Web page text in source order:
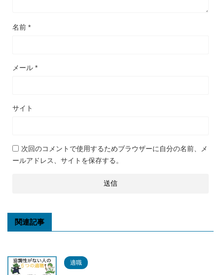
名前 *
メール *
サイト
次回のコメントで使用するためブラウザーに自分の名前、メ
ールアドレス、サイトを保存する。
関連記事
適職